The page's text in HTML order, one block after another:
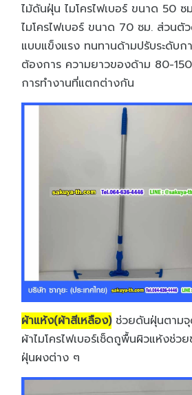
ไม้ดันฝุ่น ไมโครไฟเบอร์ ขนาด 50 ซ
ไมโครไฟเบอร์ ขนาด 70 ซม. ส่วนตั
แบบแข็งแรง ทนทานด้ามปรับระดับก
ต้องการ ความยาวของด้าม 80-
การทำงานที่แตกต่างกัน
ผ้าแห้ง(ผ้าสีเหลือง)ช่วยดันฝุ่นตามจุ
ผ้าไมโครไฟเบอร์เช็ดถูพื้นผิวแห้งช่ว
ฝุ่นผงต่าง ๆ